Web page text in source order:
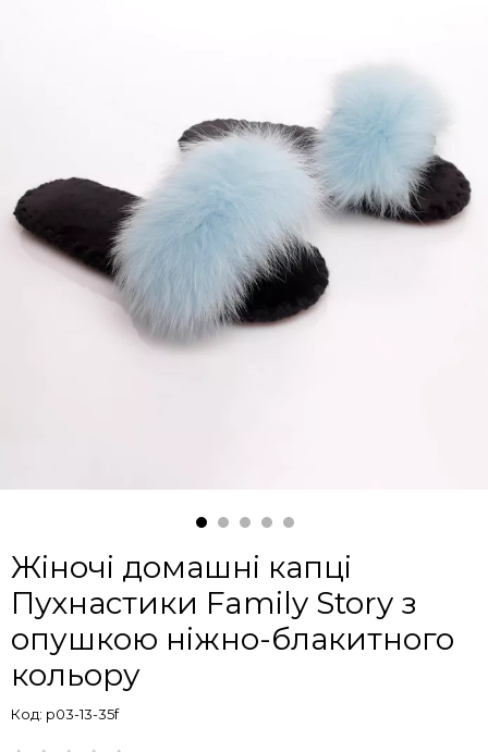
Жіночі домашні капці
Пухнастики Family Story з
опушкою ніжно-блакитного
кольору
Код: p03-13-35f